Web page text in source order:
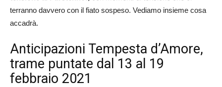
terranno davvero con il fiato sospeso. Vediamo insieme cosa
accadrà.
Anticipazioni Tempesta d’Amore,
trame puntate dal 13 al 19
febbraio 2021